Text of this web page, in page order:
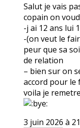
Salut je vais
copain on
-j ai 12 ans lui
-(on veut le
peur que sa
de relation
– bien sur on
accord pour le
voila je
3 juin 2026 à